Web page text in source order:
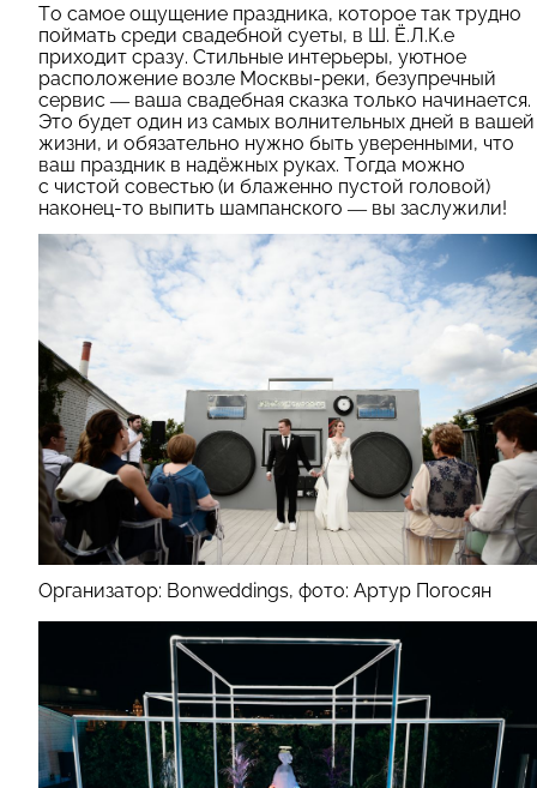
То самое ощущение праздника, которое так трудно
поймать среди свадебной суеты, в Ш. Ё.Л.К.е
приходит сразу. Стильные интерьеры, уютное
расположение возле Москвы-реки, безупречный
сервис — ваша свадебная сказка только начинается.
Это будет один из самых волнительных дней в вашей
жизни, и обязательно нужно быть уверенными, что
ваш праздник в надёжных руках. Тогда можно
с чистой совестью (и блаженно пустой головой)
наконец-то выпить шампанского — вы заслужили!
Организатор: Bonweddings, фото: Артур Погосян